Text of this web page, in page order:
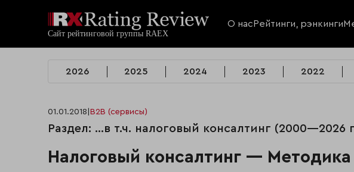
О нас Рейтинги, рэнкинги
2026 2025 2024 2023 2022
01.01.2018 B2B (сервисы)
Раздел: …в т.ч. налоговый консалтинг (2000—2026
Налоговый консалтинг — Методика